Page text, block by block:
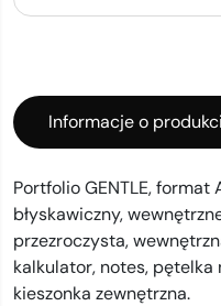
Informacje o
Portfolio GENTLE, format
błyskawiczny,
przezroczysta,
kalkulator, notes, pętelka
kieszonka zewnętrzna.